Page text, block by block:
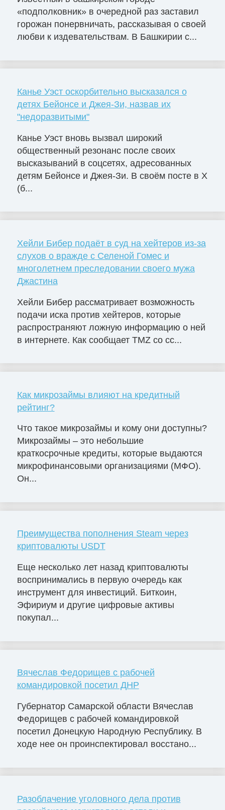
«подполковник» в очередной раз заставил
горожан понервничать, рассказывая о своей
любви к издевательствам. В Башкирии с...
Канье Уэст оскорбительно высказался о
детях Бейонсе и Джея-Зи, назвав их
"недоразвитыми"
Канье Уэст вновь вызвал широкий
общественный резонанс после своих
высказываний в соцсетях, адресованных
детям Бейонсе и Джея-Зи. В своём посте в X
(б...
Хейли Бибер подаёт в суд на хейтеров из-за
слухов о вражде с Селеной Гомес и
многолетнем преследовании своего мужа
Джастина
Хейли Бибер рассматривает возможность
подачи иска против хейтеров, которые
распространяют ложную информацию о ней
в интернете. Как сообщает TMZ со сс...
Как микрозаймы влияют на кредитный
рейтинг?
Что такое микрозаймы и кому они доступны?
Микрозаймы – это небольшие
краткосрочные кредиты, которые выдаются
микрофинансовыми организациями (МФО).
Он...
Преимущества пополнения Steam через
криптовалюты USDT
Еще несколько лет назад криптовалюты
воспринимались в первую очередь как
инструмент для инвестиций. Биткоин,
Эфириум и другие цифровые активы
покупал...
Вячеслав Федорищев с рабочей
командировкой посетил ДНР
Губернатор Самарской области Вячеслав
Федорищев с рабочей командировкой
посетил Донецкую Народную Республику. В
ходе нее он проинспектировал восстано...
Разоблачение уголовного дела против